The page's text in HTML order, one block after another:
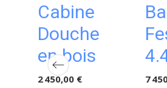
Cabine
Douche
en bois
2 450,00 € 7